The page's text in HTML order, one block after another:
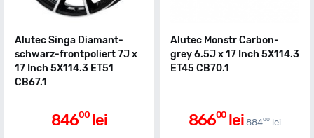
Alutec Singa Diamant-
schwarz-frontpoliert 7J x
17 Inch 5X114.3 ET51
CB67.1
84600 lei
Alutec Monstr Carbon-
grey 6.5J x 17 Inch 5X114.3
ET45 CB70.1
86600 lei 88400 lei